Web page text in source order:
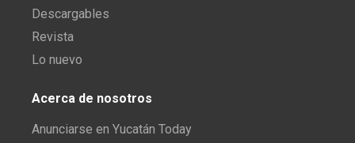
Descargables
Revista
Lo nuevo
Acerca de nosotros
Anunciarse en Yucatán Today